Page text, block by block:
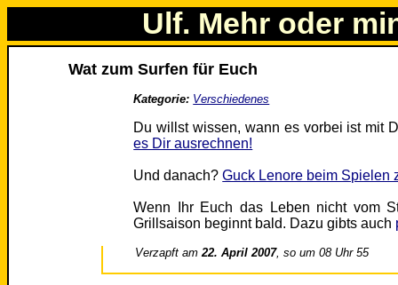
Ulf. Mehr oder
Wat zum Surfen für Euch
Kategorie: Verschiedenes
Du willst wissen, wann es vorbei ist mit
es Dir ausrechnen!
Und danach?Guck Lenore beim Spielen
Wenn Ihr Euch das Leben nicht vom
Grillsaison beginnt bald. Dazu gibts auch
Verzapft am22. April 2007, so um 08 Uhr 55